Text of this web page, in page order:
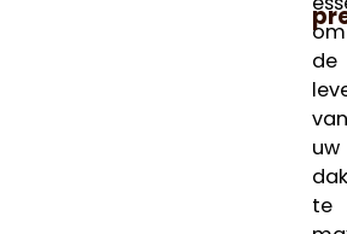
om
de
van
uw
te